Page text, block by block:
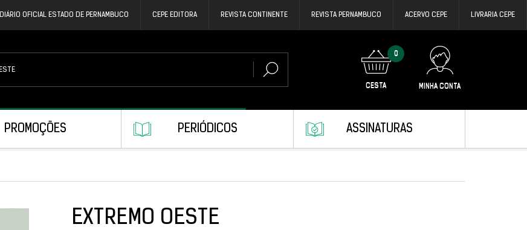
DIÁRIO OFICIAL ESTADO DE PERNAMBUCO CEPE EDITORA REVISTA CONTINENTE REVISTA PERNAMBUCO ACERVO CEPE LIVRARIA CEPE
0
CESTA MINHA CONTA
PROMOÇÕES PERIÓDICOS ASSINATURAS
EXTREMO OESTE